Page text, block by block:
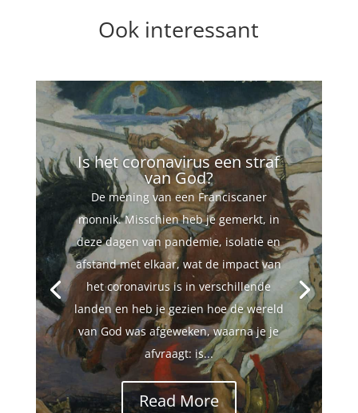
Ook interessant
Is het coronavirus een straf
van God?
De mening van een Franciscaner
monnik. Misschien heb je gemerkt, in
deze dagen van pandemie, isolatie en
afstand met elkaar, wat de impact van
het coronavirus is in verschillende
landen en heb je gezien hoe de wereld
van God was afgeweken, waarna je je
afvraagt: is...
Read More